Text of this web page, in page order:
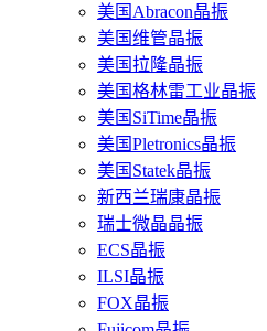
美国Abracon晶振
美国维管晶振
美国拉隆晶振
美国格林雷工业晶振
美国SiTime晶振
美国Pletronics晶振
美国Statek晶振
新西兰瑞康晶振
瑞士微晶晶振
ECS晶振
ILSI晶振
FOX晶振